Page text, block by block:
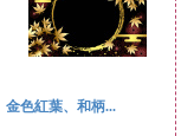
金色紅葉、和柄...